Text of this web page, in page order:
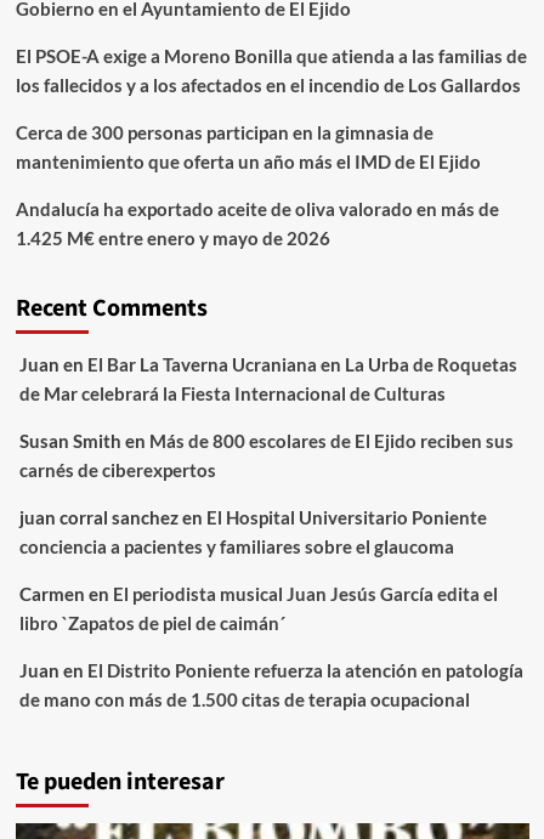
Gobierno en el Ayuntamiento de El Ejido
El PSOE-A exige a Moreno Bonilla que atienda a las familias de
los fallecidos y a los afectados en el incendio de Los Gallardos
Cerca de 300 personas participan en la gimnasia de
mantenimiento que oferta un año más el IMD de El Ejido
Andalucía ha exportado aceite de oliva valorado en más de
1.425 M€ entre enero y mayo de 2026
Recent Comments
Juan en El Bar La Taverna Ucraniana en La Urba de Roquetas
de Mar celebrará la Fiesta Internacional de Culturas
Susan Smith en Más de 800 escolares de El Ejido reciben sus
carnés de ciberexpertos
juan corral sanchezen El Hospital Universitario Poniente
conciencia a pacientes y familiares sobre el glaucoma
Carmen en El periodista musical Juan Jesús García edita el
libro `Zapatos de piel de caimán´
Juan en El Distrito Poniente refuerza la atención en patología
de mano con más de 1.500 citas de terapia ocupacional
Te pueden interesar